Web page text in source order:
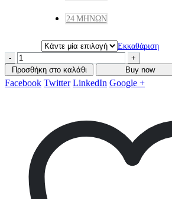
24 ΜΗΝΏΝ
Εκκαθάριση
-
+
Προσθήκη στο καλάθι
Buy now
Facebook Twitter LinkedIn Google +